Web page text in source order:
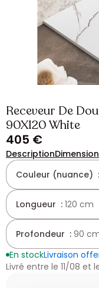
Receveur De
90X120 White
405 €
Description
Couleur (nuance) :
Longueur : 120 cm
Profondeur : 90
En stockLivraison
Livré entre le 11/08 et